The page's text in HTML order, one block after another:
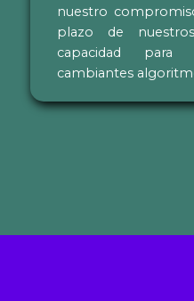
nuestro
plazo de
capacidad
cambiantes